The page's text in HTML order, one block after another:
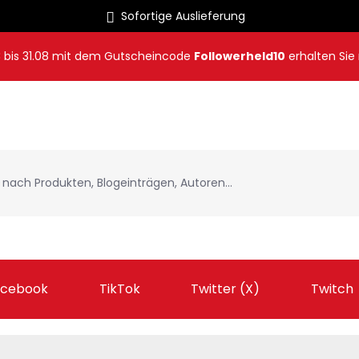
Sofortige Auslieferung
bis 31.08 mit dem Gutscheincode Followerheld10 erhalten Sie
TikTok Twitter (X) Twitch